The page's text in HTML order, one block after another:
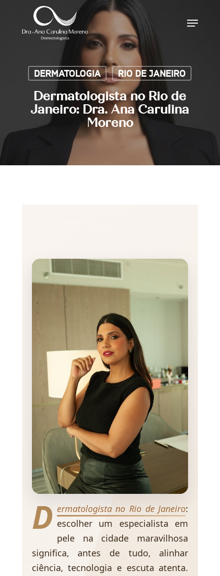
Menu
DERMATOLOGIA RIO DE JANEIRO
Dermatologista no Rio de
Janeiro: Dra. Ana Carulina
Moreno
D ermatologista no Rio de Janeiro:
escolher um especialista em
pele na cidade maravilhosa
significa, antes de tudo, alinhar
ciência, tecnologia e escuta atenta.